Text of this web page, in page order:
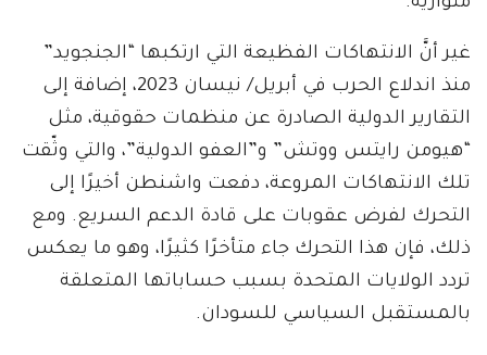
متوازية.
غير أنَّ الانتهاكات الفظيعة التي ارتكبها “الجنجويد”
منذ اندلاع الحرب في أبريل/ نيسان 2023، إضافة إلى
التقارير الدولية الصادرة عن منظمات حقوقية، مثل
“هيومن رايتس ووتش” و”العفو الدولية”، والتي وثّقت
تلك الانتهاكات المروعة، دفعت واشنطن أخيرًا إلى
التحرك لفرض عقوبات على قادة الدعم السريع. ومع
ذلك، فإن هذا التحرك جاء متأخرًا كثيرًا، وهو ما يعكس
تردد الولايات المتحدة بسبب حساباتها المتعلقة
بالمستقبل السياسي للسودان.